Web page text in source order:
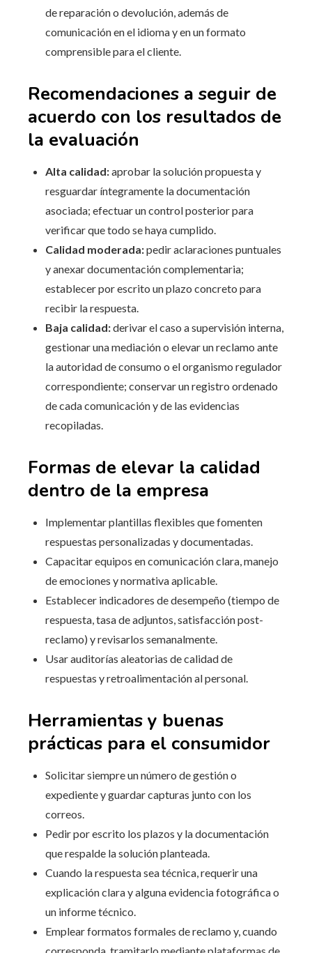
de reparación o devolución, además de
comunicación en el idioma y en un formato
comprensible para el cliente.
Recomendaciones a seguir de
acuerdo con los resultados de
la evaluación
Alta calidad:aprobar la solución propuesta y
resguardar íntegramente la documentación
asociada; efectuar un control posterior para
verificar que todo se haya cumplido.
Calidad moderada:pedir aclaraciones puntuales
y anexar documentación complementaria;
establecer por escrito un plazo concreto para
recibir la respuesta.
Baja calidad:derivar el caso a supervisión interna,
gestionar una mediación o elevar un reclamo ante
la autoridad de consumo o el organismo regulador
correspondiente; conservar un registro ordenado
de cada comunicación y de las evidencias
recopiladas.
Formas de elevar la calidad
dentro de la empresa
Implementar plantillas flexibles que fomenten
respuestas personalizadas y documentadas.
Capacitar equipos en comunicación clara, manejo
de emociones y normativa aplicable.
Establecer indicadores de desempeño (tiempo de
respuesta, tasa de adjuntos, satisfacción post-
reclamo) y revisarlos semanalmente.
Usar auditorías aleatorias de calidad de
respuestas y retroalimentación al personal.
Herramientas y buenas
prácticas para el consumidor
Solicitar siempre un número de gestión o
expediente y guardar capturas junto con los
correos.
Pedir por escrito los plazos y la documentación
que respalde la solución planteada.
Cuando la respuesta sea técnica, requerir una
explicación clara y alguna evidencia fotográfica o
un informe técnico.
Emplear formatos formales de reclamo y, cuando